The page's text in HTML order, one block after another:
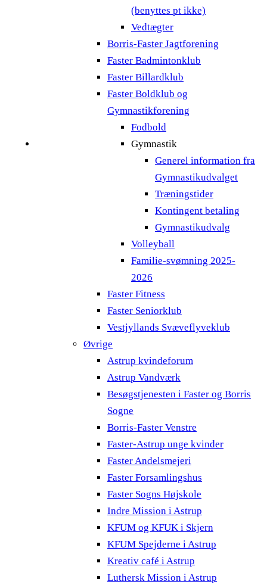
(benyttes pt ikke)
Vedtægter
Borris-Faster Jagtforening
Faster Badmintonklub
Faster Billardklub
Faster Boldklub og
Gymnastikforening
Fodbold
Gymnastik
Generel information fra
Gymnastikudvalget
Træningstider
Kontingent betaling
Gymnastikudvalg
Volleyball
Familie-svømning 2025-
2026
Faster Fitness
Faster Seniorklub
Vestjyllands Svæveflyveklub
Øvrige
Astrup kvindeforum
Astrup Vandværk
Besøgstjenesten i Faster og Borris
Sogne
Borris-Faster Venstre
Faster-Astrup unge kvinder
Faster Andelsmejeri
Faster Forsamlingshus
Faster Sogns Højskole
Indre Mission i Astrup
KFUM og KFUK i Skjern
KFUM Spejderne i Astrup
Kreativ café i Astrup
Luthersk Mission i Astrup